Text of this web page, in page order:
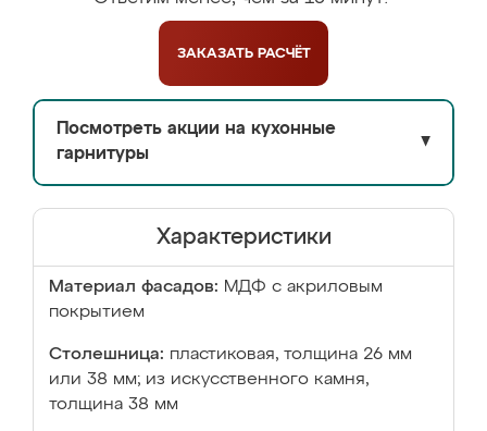
ЗАКАЗАТЬ РАСЧЁТ
Посмотреть акции на кухонные
гарнитуры
▼
Характеристики
Материал фасадов: МДФ с акриловым
покрытием
Столешница: пластиковая, толщина 26 мм
или 38 мм; из искусственного камня,
толщина 38 мм